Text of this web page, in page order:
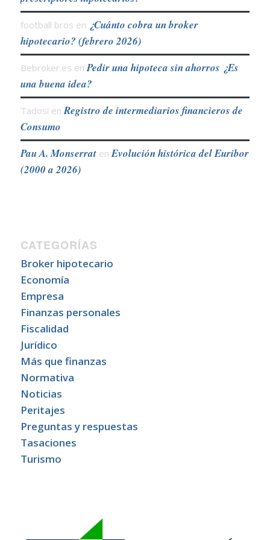
football bros en ¿Cuánto cobra un broker
hipotecario? (febrero 2026)
Bebroker.es en Pedir una hipoteca sin ahorros ¿Es
una buena idea?
Tadosi en Registro de intermediarios financieros de
Consumo
Pau A. Monserraten Evolución histórica del Euribor
(2000 a 2026)
CATEGORÍAS
Broker hipotecario
Economía
Empresa
Finanzas personales
Fiscalidad
Jurídico
Más que finanzas
Normativa
Noticias
Peritajes
Preguntas y respuestas
Tasaciones
Turismo